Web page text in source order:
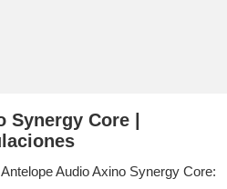
Core |
Audio Axino Synergy Core: